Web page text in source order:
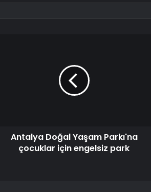
Antalya Doğal Yaşam Parkı'na
çocuklar için engelsiz park